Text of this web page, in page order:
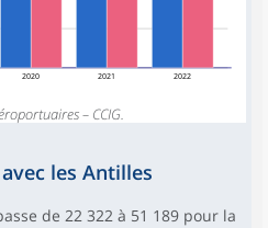
2020 2021 2022
– CCIG.
les Antilles
de 22 322 à 51 189 pour la